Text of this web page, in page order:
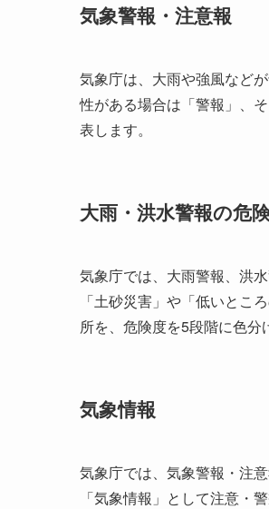
気象警報・注意報
気象庁は、大雨や強風など
性がある場合は「警報」、
表します。
大雨・洪水警報の危
気象庁では、大雨警報、洪
「土砂災害」や「低いとこ
所を、危険度を5段階に色分
気象情報
気象庁では、気象警報・注
「気象情報」として注意・